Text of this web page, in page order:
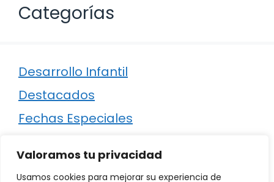
Valoramos tu privacidad
Usamos cookies para mejorar su experiencia de
Categorías
Desarrollo Infantil
Destacados
Fechas Especiales